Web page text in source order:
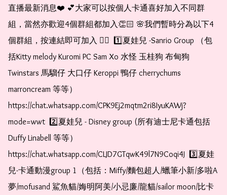
直播最新消息❤️ 💕大家可以按個人卡通喜好加入不同群
組，當然亦歡迎4個群組都加入👏🏻 🌸我們暫時分為以下4
個群組，按連結即可加入 👇🏻  1️⃣夏娃兒 -Sanrio Group （包
括Kitty melody Kuromi PC Sam Xo 水怪 玉桂狗 布甸狗
Twinstars 馬騮仔 大口仔 Keroppi 鴨仔 cherrychums
marroncream 等等）
https://chat.whatsapp.com/CPK9Ej2mqtm2ri8IyuKAWj?
mode=wwt  2️⃣夏娃兒 - Disney group (所有迪士尼卡通包括
Duffy Linabell 等等）
https://chat.whatsapp.com/CLJD7GTqwK49l7N9Coqi4J  3️⃣夏娃
兒-卡通動漫group 1（包括：Miffy/麵包超人/蠟筆小新/多啦A
夢/mofusand 鯊魚貓/娒明阿美/小忌廉/龍貓/sailor moon/比卡